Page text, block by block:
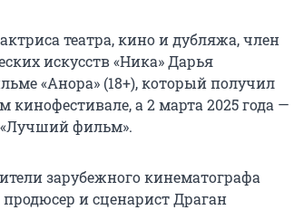
театра, кино и дубляжа, член
искусств «Ника» Дарья
«Анора» (18+), который получил
а 2 марта 2025 года —
«Лучший фильм».
зарубежного кинематографа
и сценарист Драган